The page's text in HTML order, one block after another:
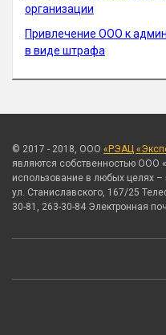
организации
Привлечение ООО к
в виде штрафа
© 2017 - 2018, ООО «РЭАЦ
являются собственностью ООО
использование в любых целях –
ул. Станиславского, 167/25
30-81, 263-30-84 Электронная